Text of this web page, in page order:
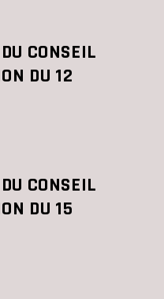
CONSEIL
DU 12
CONSEIL
DU 15